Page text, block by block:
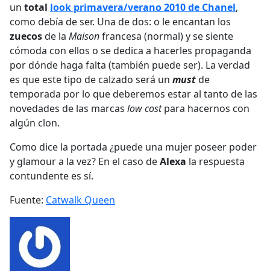
un total look primavera/verano 2010 de Chanel,
como debía de ser. Una de dos: o le encantan los
zuecosde la Maisonfrancesa (normal) y se siente
cómoda con ellos o se dedica a hacerles propaganda
por dónde haga falta (también puede ser). La verdad
es que este tipo de calzado será un mustde
temporada por lo que deberemos estar al tanto de las
novedades de las marcas low costpara hacernos con
algún clon.
Como dice la portada ¿puede una mujer poseer poder
y glamour a la vez? En el caso deAlexa la respuesta
contundente es sí.
Fuente: Catwalk Queen